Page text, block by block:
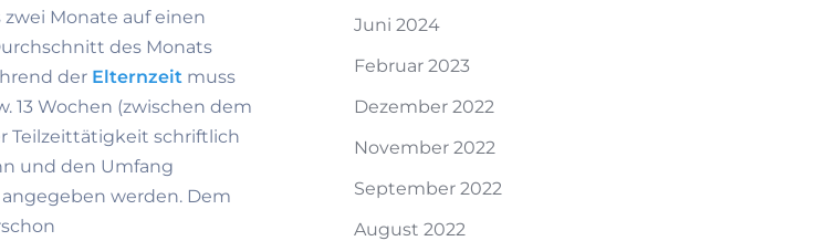
Monate auf einen
des Monats
der Elternzeit muss
13 Wochen (zwischen dem
Teilzeittätigkeit schriftlich
und den Umfang
werden. Dem
Juni 2024
Februar 2023
Dezember 2022
November 2022
September 2022
August 2022